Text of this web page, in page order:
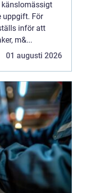
uppgift. För
inför att
m&...
01 augusti 2026